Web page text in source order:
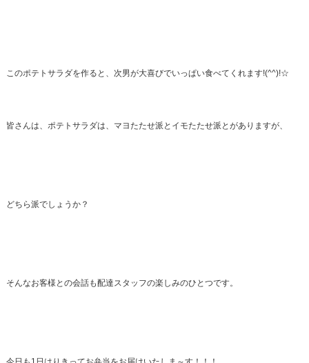
このポテトサラダを作ると、次男が大喜びでいっぱい食べてくれます!(^^)!☆
皆さんは、ポテトサラダは、マヨたたせ派とイモたたせ派とがありますが、
どちら派でしょうか？
そんなお客様との会話も配達スタッフの楽しみのひとつです。